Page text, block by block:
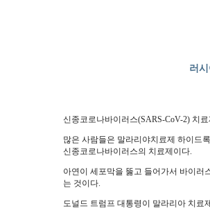
러
신종코로나바이러스(SARS-CoV-2) 치
많은 사람들은 말라리야치료제 하이드
신종코로나바이러스의 치료제이다.
아연이 세포막을 뚫고 들어가서 바이러
는 것이다.
도널드 트럼프 대통령이 말라리아 치